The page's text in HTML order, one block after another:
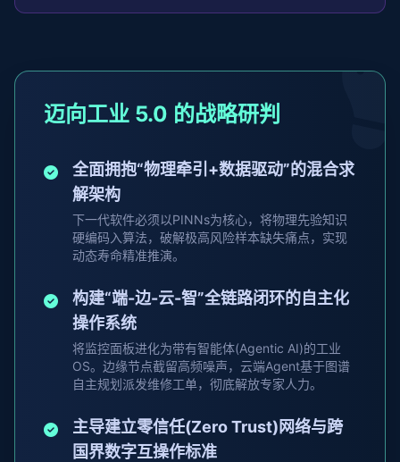
迈向工业 5.0 的战略研判
全面拥抱“物理牵引+数据驱动”的混合求
解架构
下一代软件必须以PINNs为核心，将物理先验知识
硬编码入算法，破解极高风险样本缺失痛点，实现
动态寿命精准推演。
构建“端-边-云-智”全链路闭环的自主化
操作系统
将监控面板进化为带有智能体(Agentic AI)的工业
OS。边缘节点截留高频噪声，云端Agent基于图谱
自主规划派发维修工单，彻底解放专家人力。
主导建立零信任(Zero Trust)网络与跨
国界数字互操作标准